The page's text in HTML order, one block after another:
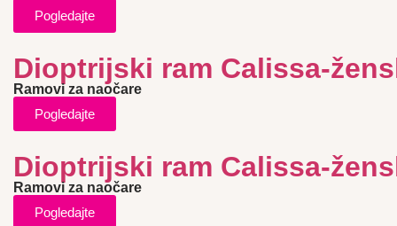
Pogledajte
Dioptrijski ram Calissa-
Ramovi za naočare
Pogledajte
Dioptrijski ram Calissa-
Ramovi za naočare
Pogledajte